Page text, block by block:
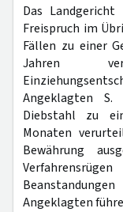
Das
Freispruch im
Fällen zu einer
Jahren
Angeklagten
Diebstahl zu
Monaten
Bewährung
Angeklagten